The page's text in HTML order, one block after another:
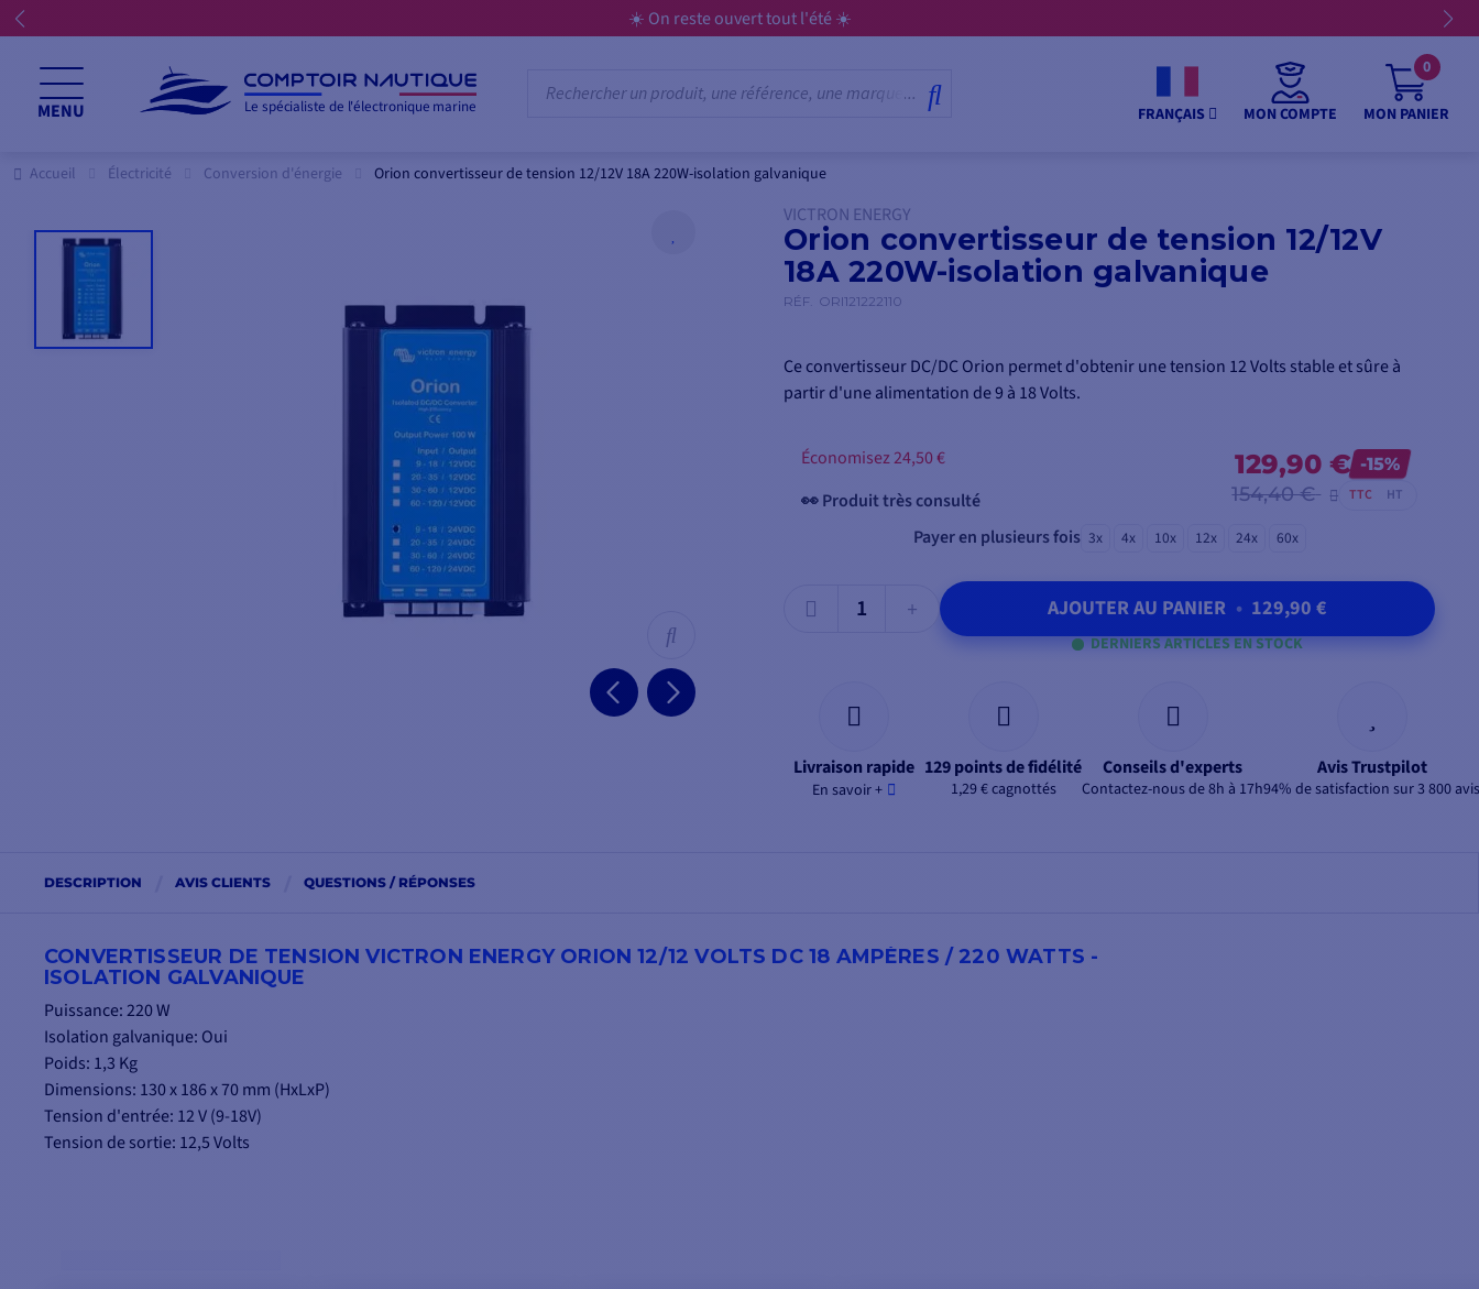
☀️ On reste ouvert tout l'été ☀️
MENU Le spécialiste de l'électronique marine FRANÇAIS MON COMPTE MON PANIER
0
Accueil Électricité Conversion d'énergie Orion convertisseur de tension 12/12V 18A 220W-isolation galvanique
VICTRON ENERGY
Orion convertisseur de tension 12/12V
18A 220W-isolation galvanique
RÉF. ORI121222110
Ce convertisseur DC/DC Orion permet d'obtenir une tension 12 Volts stable et sûre à
partir d'une alimentation de 9 à 18 Volts.
129,90 € -15%
154,40 € TTC HT
Économisez 24,50 €
👀 Produit très consulté
Payer en plusieurs fois 3x 4x 10x 12x 24x 60x
AJOUTER AU PANIER • 129,90 €
DERNIERS ARTICLES EN STOCK
Livraison rapide
En savoir +
129 points de fidélité
1,29 € cagnottés
Conseils d'experts
Contactez-nous de 8h à 17h
Avis Trustpilot
94% de satisfaction sur 3 800 avis
DESCRIPTION AVIS CLIENTS QUESTIONS / RÉPONSES
CONVERTISSEUR DE TENSION VICTRON ENERGY ORION 12/12 VOLTS DC 18 AMPÈRES / 220 WATTS -
ISOLATION GALVANIQUE
Puissance: 220 W
Isolation galvanique: Oui
Poids: 1,3 Kg
Dimensions: 130 x 186 x 70 mm (HxLxP)
Tension d'entrée: 12 V (9-18V)
Tension de sortie: 12,5 Volts